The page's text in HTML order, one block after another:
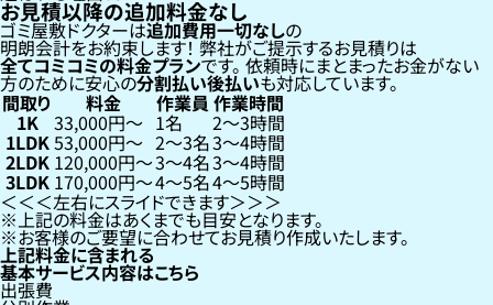
お見積以降の追加料金なし
ゴミ屋敷ドクターは追加費用一切なしの
明朗会計をお約束します！弊社がご提示するお見積りは
全てコミコミの料金プランです。依頼時にまとまったお金がない
方のために安心の分割払い後払いも対応しています。
間取り 料金 作業員 作業時間
1K 33,000円〜 1名 2〜3時間
1LDK53,000円〜 2〜3名3〜4時間
2LDK 120,000円〜3〜4名3〜4時間
3LDK 170,000円〜4〜5名4〜5時間
左右にスライドできます
上記の料金はあくまでも目安となります。
お客様のご要望に合わせてお見積り作成いたします。
上記料金に含まれる
基本サービス内容はこちら
出張費